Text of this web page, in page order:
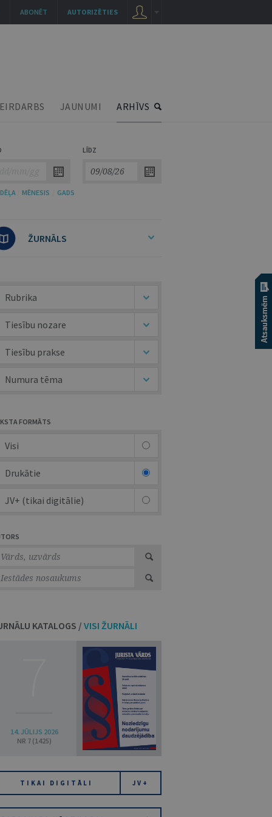
JAUNUMI ARHĪVS
LĪDZ
MĒNESIS GADS
ŽURNĀLS
Rubrika
Tiesību nozare
Tiesību prakse
Numura tēma
FORMĀTS
Visi
Drukātie
JV+ (tikai digitālie)
KATALOGS /VISI ŽURNĀLI
14. JŪLIJS 2026
NR 7 (1425)
TIKAI DIGITĀLI JV+
AUTORIZĒTIES
ABONĒT